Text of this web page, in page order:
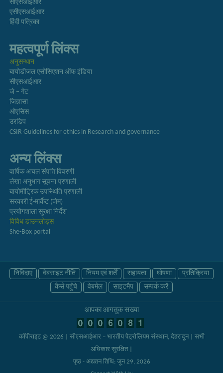
सीएसआईआर
एसीएसआईआर
हिंदी पत्रिका
महत्वपूर्ण लिंक्स
अनुसन्धान
बायोडीजल एसोसिएशन ऑफ इंडिया
सीएसआईआर
जे – गेट
जिज्ञासा
ओएसिस
उरडिप
CSIR Guidelines for ethics in Research and governance
अन्य लिंक्स
वार्षिक अचल संपत्ति विवरणी
लेखा अनुभाग सूचना प्रणाली
बायोमीट्रिक उपस्थिति प्रणाली
सरकारी ई-मार्केट (जेम)
प्रयोगशाला सुरक्षा निर्देश
विविध डाउनलोड्स
She-Box portal
निविदाएं वेबसाइट नीति नियम एवं शर्तें सहायता घोषणा
प्रतिक्रिया
कैसे पहुँचे
वेबमेल साइटमैप सम्पर्क करें
आपका आगंतुक संख्या
कॉपीराइट @ 2026 | सीएसआईआर – भारतीय पेट्रोलियम संस्थान, देहरादून| सभी
अधिकार सुरक्षित |
पृष्ठ - अद्यतन तिथि: जून 29, 2026